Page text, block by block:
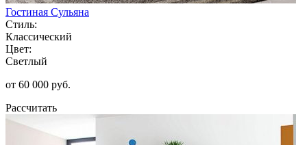
Гостиная Сульяна
Стиль:
Классический
Цвет:
Светлый
от 60 000 руб.
Рассчитать